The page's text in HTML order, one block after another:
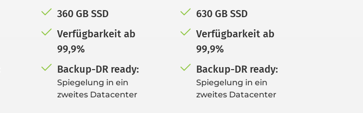
360 GB SSD
Verfügbarkeit ab
99,9%
Backup-DR ready:
Spiegelung in ein
zweites Datacenter
630 GB SSD
Verfügbarkeit ab
99,9%
Backup-DR ready:
Spiegelung in ein
zweites Datacenter